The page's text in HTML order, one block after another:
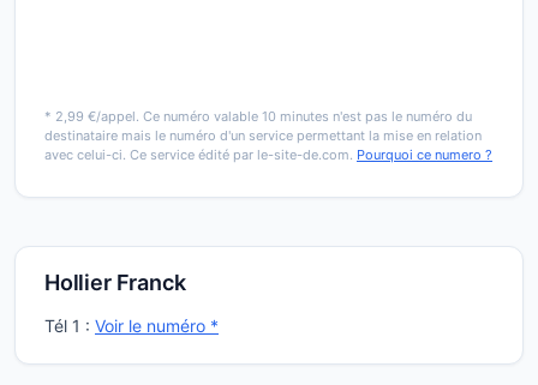
* 2,99 €/appel. Ce numéro valable 10 minutes n'est pas le numéro du
destinataire mais le numéro d'un service permettant la mise en relation
avec celui-ci. Ce service édité par le-site-de.com. Pourquoi ce numero ?
Hollier Franck
Tél 1 : Voir le numéro *